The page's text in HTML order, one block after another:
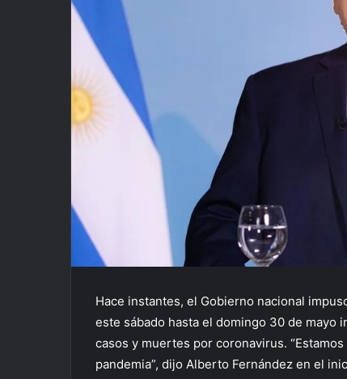
Hace instantes, el Gobierno nacional
este sábado hasta el domingo 30 de mayo
casos y muertes por coronavirus.
pandemia”, dijo Alberto Fernández en el